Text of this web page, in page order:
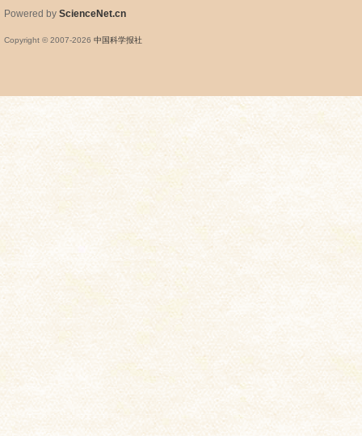
Powered by ScienceNet.cn
Copyright © 2007-2026 中国科学报社